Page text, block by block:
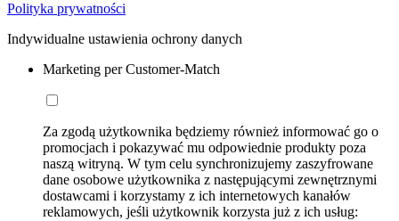
Polityka prywatności
Indywidualne ustawienia ochrony danych
Marketing per Customer-Match
Za zgodą użytkownika będziemy również informować go o
promocjach i pokazywać mu odpowiednie produkty poza
naszą witryną. W tym celu synchronizujemy zaszyfrowane
dane osobowe użytkownika z następującymi zewnętrznymi
dostawcami i korzystamy z ich internetowych kanałów
reklamowych, jeśli użytkownik korzysta już z ich usług: